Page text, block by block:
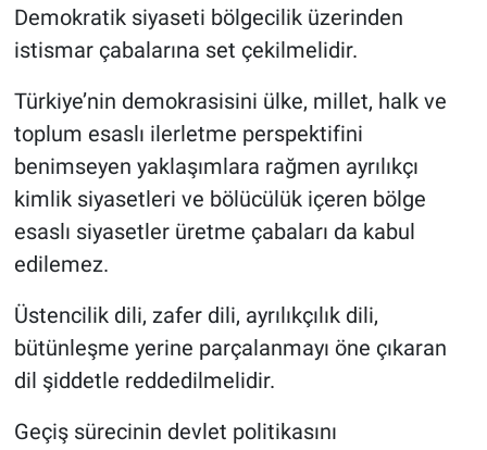
Demokratik siyaseti bölgecilik üzerinden
istismar çabalarına set çekilmelidir.
Türkiye’nin demokrasisini ülke, millet, halk ve
toplum esaslı ilerletme perspektifini
benimseyen yaklaşımlara rağmen ayrılıkçı
kimlik siyasetleri ve bölücülük içeren bölge
esaslı siyasetler üretme çabaları da kabul
edilemez.
Üstencilik dili, zafer dili, ayrılıkçılık dili,
bütünleşme yerine parçalanmayı öne çıkaran
dil şiddetle reddedilmelidir.
Geçiş sürecinin devlet politikasını